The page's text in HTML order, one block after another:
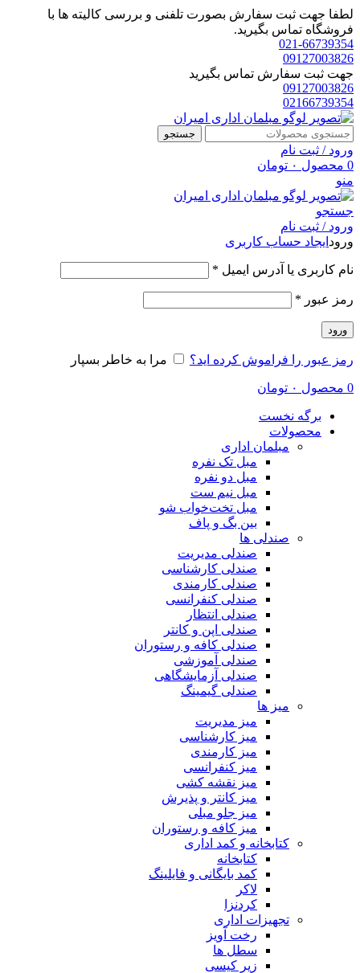
لطفا جهت ثبت سفارش بصورت تلفنی و بررسی کالیته ها با
فروشگاه تماس بگیرید.
021-66739354
09127003826
جهت ثبت سفارش تماس بگیرید
09127003826
02166739354
جستجو
ورود / ثبت نام
0 محصول ۰ تومان
منو
جستجو
ورود / ثبت نام
ورود ایجاد حساب کاربری
نام کاربری یا آدرس ایمیل *
رمز عبور *
ورود
رمز عبور را فراموش کرده اید؟ مرا به خاطر بسپار
0 محصول ۰ تومان
برگه نخست
محصولات
مبلمان اداری
مبل تک نفره
مبل دو نفره
مبل نیم ست
مبل تخت‌خواب شو
بین بگ و پاف
صندلی ها
صندلی مدیریت
صندلی کارشناسی
صندلی کارمندی
صندلی کنفرانسی
صندلی انتظار
صندلی اپن و کانتر
صندلی کافه و رستوران
صندلی آموزشی
صندلی آزمایشگاهی
صندلی گیمینگ
میز ها
میز مدیریت
میز کارشناسی
میز کارمندی
میز کنفرانسی
میز نقشه کشی
میز کانتر و پذیرش
میز جلو مبلی
میز کافه و رستوران
کتابخانه و کمد اداری
کتابخانه
کمد بایگانی و فایلینگ
لاکر
کردنزا
تجهیزات اداری
رخت آویز
سطل ها
زیر کیسی